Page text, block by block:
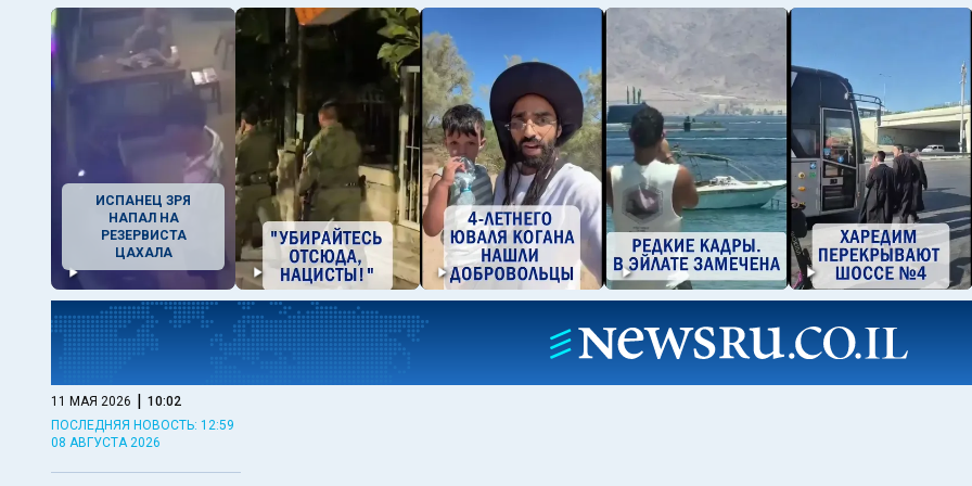
ИСПАНЕЦ ЗРЯ
НАПАЛ НА
РЕЗЕРВИСТА
ЦАХАЛА
11 МАЯ 2026 | 10:02
ПОСЛЕДНЯЯ НОВОСТЬ: 12:59
08 АВГУСТА 2026